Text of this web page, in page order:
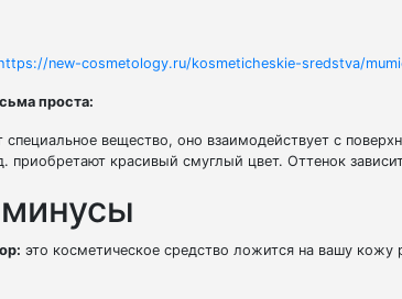
new-cosmetology.ru/kosmeticheskie-sredstva/
проста:
специальное вещество, оно взаимодействует с
приобретают красивый смуглый цвет. Оттенок
это косметическое средство ложится на вашу кожу